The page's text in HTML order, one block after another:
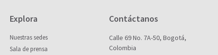
Explora
Nuestras sedes
Sala de prensa
Contáctanos
Calle 69 No. 7A-50, Bogotá,
Colombia